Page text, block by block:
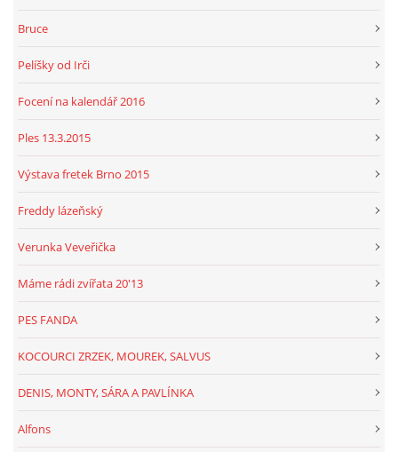
Bruce
Pelíšky od Irči
Focení na kalendář 2016
Ples 13.3.2015
Výstava fretek Brno 2015
Freddy lázeňský
Verunka Veveřička
Máme rádi zvířata 20'13
PES FANDA
KOCOURCI ZRZEK, MOUREK, SALVUS
DENIS, MONTY, SÁRA A PAVLÍNKA
Alfons